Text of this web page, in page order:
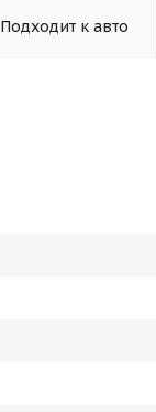
Подходит к авто